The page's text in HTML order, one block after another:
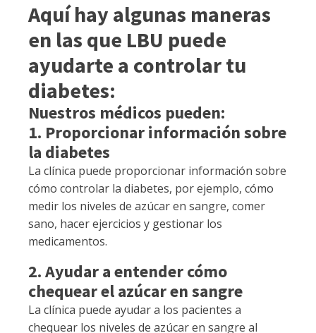
Aquí hay algunas maneras
en las que LBU puede
ayudarte a controlar tu
diabetes:
Nuestros médicos pueden:
1. Proporcionar información sobre
la diabetes
La clínica puede proporcionar información sobre
cómo controlar la diabetes, por ejemplo, cómo
medir los niveles de azúcar en sangre, comer
sano, hacer ejercicios y gestionar los
medicamentos.
2. Ayudar a entender cómo
chequear el azúcar en sangre
La clínica puede ayudar a los pacientes a
chequear los niveles de azúcar en sangre al